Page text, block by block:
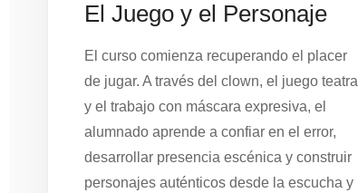
El Juego y el Personaje
El curso comienza recuperando el placer
de jugar. A través del clown, el juego teatral
y el trabajo con máscara expresiva, el
alumnado aprende a confiar en el error,
desarrollar presencia escénica y construir
personajes auténticos desde la escucha y